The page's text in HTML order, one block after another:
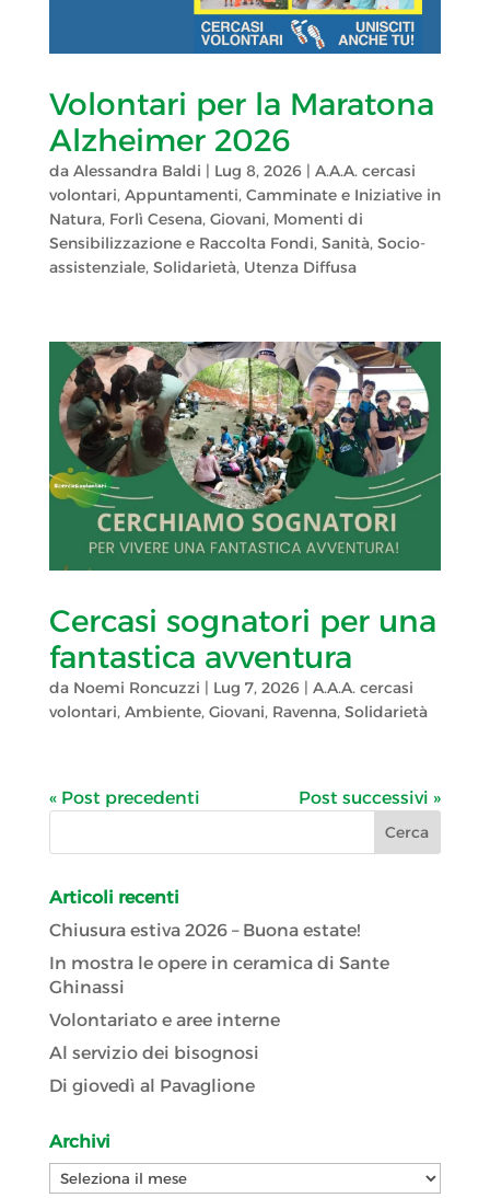
Volontari per la Maratona
Alzheimer 2026
da Alessandra Baldi | Lug 8, 2026| A.A.A. cercasi
volontari, Appuntamenti, Camminate e Iniziative in
Natura, Forlì Cesena, Giovani, Momenti di
Sensibilizzazione e Raccolta Fondi, Sanità, Socio-
assistenziale, Solidarietà, Utenza Diffusa
Cercasi sognatori per una
fantastica avventura
da Noemi Roncuzzi | Lug 7, 2026| A.A.A. cercasi
volontari, Ambiente, Giovani, Ravenna, Solidarietà
« Post precedenti Post successivi »
Articoli recenti
Chiusura estiva 2026 – Buona estate!
In mostra le opere in ceramica di Sante
Ghinassi
Volontariato e aree interne
Al servizio dei bisognosi
Di giovedì al Pavaglione
Archivi
Archivi